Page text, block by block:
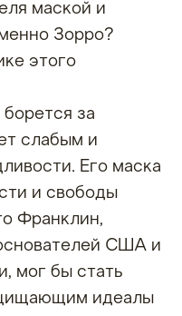
маской и
Зорро?
этого
за
слабым и
Его маска
и свободы
Франклин,
США и
мог бы стать
идеалы